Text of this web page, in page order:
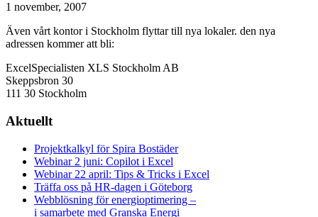
1 november, 2007
Även vårt kontor i Stockholm flyttar till nya lokaler. den nya
adressen kommer att bli:
ExcelSpecialisten XLS Stockholm AB
Skeppsbron 30
111 30 Stockholm
Aktuellt
Projektkalkyl för Spira Bostäder
Webinar 2 juni: Copilot i Excel
Webinar 22 april: Tips & Tricks i Excel
Träffa oss på HR-dagen i Göteborg
Webblösning för energioptimering –
i samarbete med Granska Energi